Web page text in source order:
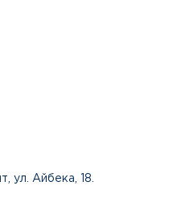
ул. Айбека, 18.